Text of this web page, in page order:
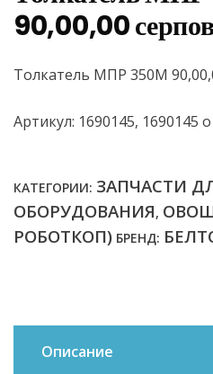
90,00,00
Толкатель МПР 350М
Артикул: 1690145, 1690145
КАТЕГОРИИ: ЗАПЧАСТИ
ОБОРУДОВАНИЯ,
РОБОТКОП) БРЕНД:
Описание